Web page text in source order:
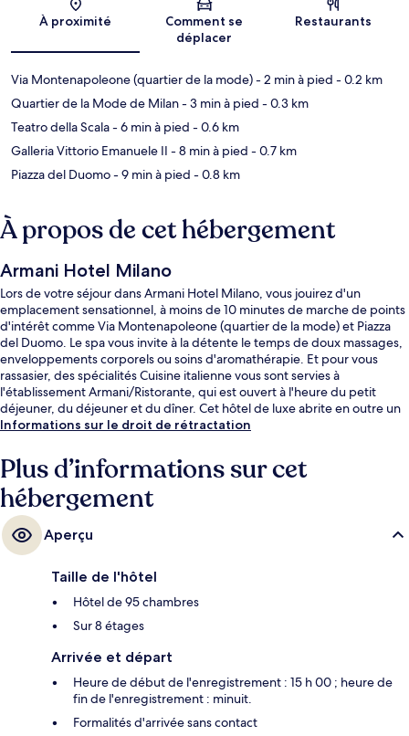
Carte
À proximité
Comment se
déplacer
Restaurants
Via Montenapoleone (quartier de la mode)- 2 min à pied - 0.2 km
Quartier de la Mode de Milan- 3 min à pied - 0.3 km
Teatro della Scala- 6 min à pied - 0.6 km
Galleria Vittorio Emanuele II - 8 min à pied - 0.7 km
Piazza del Duomo- 9 min à pied - 0.8 km
À propos de cet hébergement
Armani Hotel Milano
Lors de votre séjour dans Armani Hotel Milano, vous jouirez d'un
emplacement sensationnel, à moins de 10 minutes de marche de points
d'intérêt comme Via Montenapoleone (quartier de la mode) et Piazza
del Duomo. Le spa vous invite à la détente le temps de doux massages,
enveloppements corporels ou soins d'aromathérapie. Et pour vous
rassasier, des spécialités Cuisine italienne vous sont servies à
l'établissement Armani/Ristorante, qui est ouvert à l'heure du petit
déjeuner, du déjeuner et du dîner. Cet hôtel de luxe abrite en outre un
bar / salon, une salle de fitness ouverte 24 h/24 et une salle de fitness.
Station de métro Montenapoleone et Arrêt de tram Montenapoleone
M3, très proches.
Informations sur le droit de rétractation
Plus d’informations sur cet
hébergement
Aperçu
Taille de l'hôtel
Hôtel de 95 chambres
Sur 8 étages
Arrivée et départ
Heure de début de l'enregistrement : 15 h 00 ; heure de
fin de l'enregistrement : minuit.
Formalités d'arrivée sans contact